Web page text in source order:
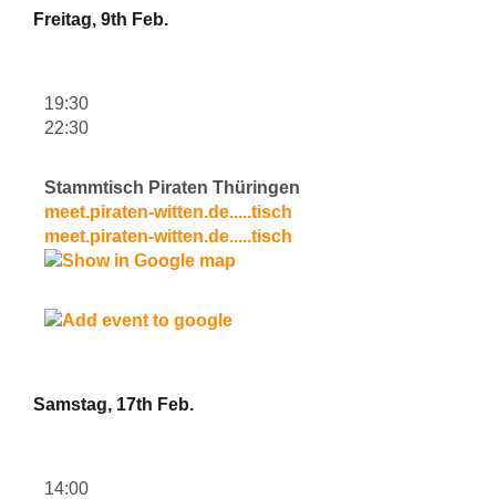
Freitag, 9th Feb.
19:30
22:30
Stammtisch Piraten Thüringen
meet.piraten-witten.de.....tisch
meet.piraten-witten.de.....tisch
Samstag, 17th Feb.
14:00